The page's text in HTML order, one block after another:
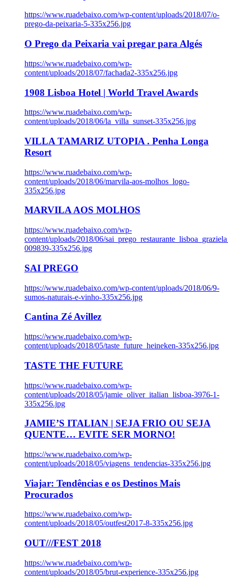
https://www.ruadebaixo.com/wp-content/uploads/2018/07/o-
prego-da-peixaria-5-335x256.jpg
O Prego da Peixaria vai pregar para Algés
https://www.ruadebaixo.com/wp-
content/uploads/2018/07/fachada2-335x256.jpg
1908 Lisboa Hotel | World Travel Awards
https://www.ruadebaixo.com/wp-
content/uploads/2018/06/la_villa_sunset-335x256.jpg
VILLA TAMARIZ UTOPIA . Penha Longa
Resort
https://www.ruadebaixo.com/wp-
content/uploads/2018/06/marvila-aos-molhos_logo-
335x256.jpg
MARVILA AOS MOLHOS
https://www.ruadebaixo.com/wp-
content/uploads/2018/06/
009839-335x256.jpg
SAI PREGO
https://www.ruadebaixo.com/wp-content/uploads/2018/06/9-
sumos-naturais-e-vinho-335x256.jpg
Cantina Zé Avillez
https://www.ruadebaixo.com/wp-
content/uploads/2018/05/taste_future_heineken-335x256.jpg
TASTE THE FUTURE
https://www.ruadebaixo.com/wp-
content/uploads/2018/05/jamie_oliver_italian_lisboa-3976-1-
335x256.jpg
JAMIE’S ITALIAN | SEJA FRIO OU SEJA
QUENTE… EVITE SER MORNO!
https://www.ruadebaixo.com/wp-
content/uploads/2018/05/viagens_tendencias-335x256.jpg
Viajar: Tendências e os Destinos Mais
Procurados
https://www.ruadebaixo.com/wp-
content/uploads/2018/05/outfest2017-8-335x256.jpg
OUT///FEST 2018
https://www.ruadebaixo.com/wp-
content/uploads/2018/05/brut-experience-335x256.jpg